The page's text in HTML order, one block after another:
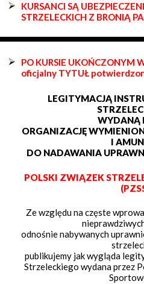
KURSANCI SĄ
STRZELECKICH Z BRONIĄ
PO KURSIE UKOŃCZONYM
oficjalny TYTUŁ
LEGITYMACJĄ
WYDANĄ
ORGANIZACJĘ
I
DO NADAWANIA
POLSKI ZWIĄZEK
Ze względu na częste
odnośnie nabywanych
publikujemy jak wygląda
Strzeleckiego wydana przez